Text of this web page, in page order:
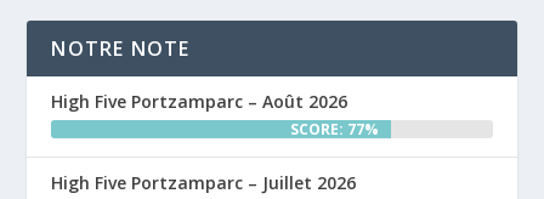
NOTRE NOTE
High Five Portzamparc – Août 2026
SCORE: 77%
High Five Portzamparc – Juillet 2026